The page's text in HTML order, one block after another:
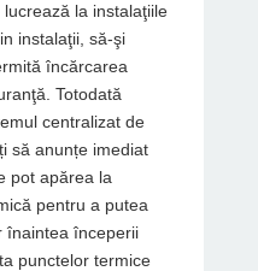
la instalaţiile
instalaţii, să-şi
încărcarea
Totodată
centralizat de
să anunțe imediat
pot apărea la
pentru a putea
înaintea începerii
punctelor termice